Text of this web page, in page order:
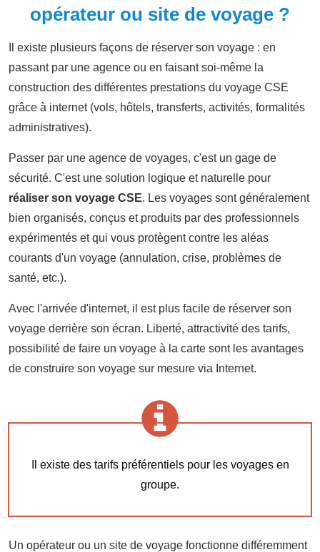
opérateur ou site de voyage ?
Il existe plusieurs façons de réserver son voyage : en
passant par une agence ou en faisant soi-même la
construction des différentes prestations du voyage CSE
grâce à internet (vols, hôtels, transferts, activités, formalités
administratives).
Passer par une agence de voyages, c'est un gage de
sécurité. C'est une solution logique et naturelle pour
réaliser son voyage CSE. Les voyages sont généralement
bien organisés, conçus et produits par des professionnels
expérimentés et qui vous protègent contre les aléas
courants d'un voyage (annulation, crise, problèmes de
santé, etc.).
Avec l'arrivée d'internet, il est plus facile de réserver son
voyage derrière son écran. Liberté, attractivité des tarifs,
possibilité de faire un voyage à la carte sont les avantages
de construire son voyage sur mesure via Internet.
Il existe des tarifs préférentiels pour les voyages en
groupe.
Un opérateur ou un site de voyage fonctionne différemment